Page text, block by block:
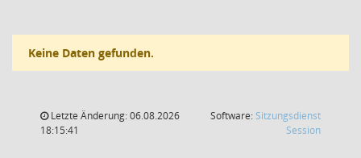
Keine Daten gefunden.
Letzte Änderung: 06.08.2026
18:15:41
Software: Sitzungsdienst
Session(Wird in